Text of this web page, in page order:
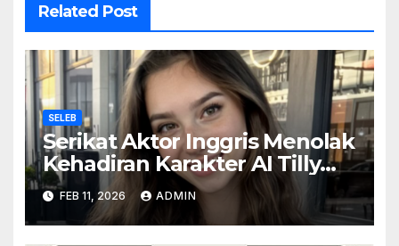
Related Post
SELEB
Serikat Aktor Inggris Menolak
Kehadiran Karakter AI Tilly
Norwood Sebagai Aktris
FEB 11, 2026 ADMIN